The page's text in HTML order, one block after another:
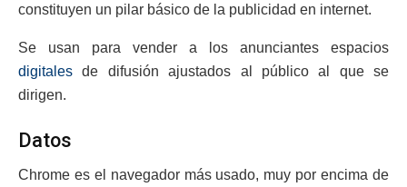
constituyen un pilar básico de la publicidad en internet.
Se usan para vender a los anunciantes espacios
digitales de difusión ajustados al público al que se
dirigen.
Datos
Chrome es el navegador más usado, muy por encima de